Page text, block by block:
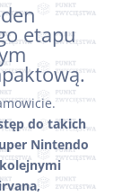
etapu
do takich
Nintendo
kolejnymi